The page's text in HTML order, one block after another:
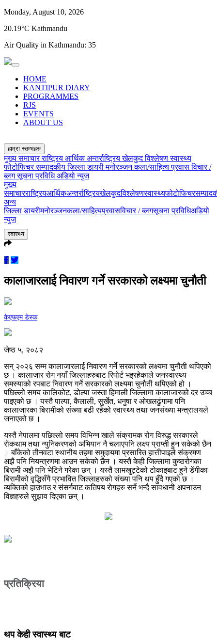
Monday, August 10, 2026
20.19°C Kathmandu
Air Quality in Kathmandu: 35
HOME
KANTIPUR DIARY
PROGRAMMES
RJS
EVENTS
ABOUT US
हाम्रा स्तम्भहरु
मुख्य समाचारराष्ट्रिय आर्थिकअन्तर्राष्ट्रियखेलकुदविश्लेषणस्वास्थ्य
फोटोफिचरसम्पादकीयजिल्ला डायरीमनोरञ्जनकला/साहित्यप्रवासविचार /
ब्लगसूचना प्रविधिअडियो न्युज
मुख्य
समाचारराष्ट्रियआर्थिकअन्तर्राष्ट्रियखेलकुदविश्लेषणस्वास्थ्यफोटोफिचर
अन्य
जिल्ला डायरीमनोरञ्जनकला/साहित्यप्रवासविचार / ब्लगसूचना प्रविधिअडियो
न्युज
स्वास्थ्य
कालाजारलाई निवारण गर्ने सरकारको लक्ष्यमा चुनौती
केएफएम डेस्क
जेष्ठ ५, २०८२
सन् २०२६ सम्म कालाजारलाई निवारण गर्ने सरकारको लक्ष्यमा चुनौती थपिएको
छ । कालाजार रोग नयाँ जिल्लाहरुबाट रिपोर्ट भइरहेकाले जनस्वास्थ्य
समस्याको रपबाट निवारण गर्ने सरकारको लक्ष्यमा चुनौती थपिएको हो ।
पछिल्लो समय कालिकोट, डोल्पा जस्ता हिमाली जिल्लामा कालाजारको दर उच्च
पाइएको छ । यस्तै पाल्पा, कैलाली, सुर्खेत, धनुषा र ओखलढुंगामा पनि
कालाजारका बिरामीको संख्या बढी रहेको स्वास्थ्य तथा जनसंख्या मन्त्रालयले
जनाएको छ ।
यस्तै नेपालमा पछिल्लो समय विभिन्न खाले संक्रामक रोग विरुद्ध सरकारले
रोकथाम तथा न्युनिकरणको अभियान नै चलाएपनि लक्ष्य प्राप्ती हुन सकेको छैन
। बाँकेको तीनवटा स्थानीय तहमा समुदायमा प्रसारित हात्तीपाइले संक्रमण
अझै पनि नियन्त्रणमा आउन सकेको छैन । यस्तै केही जिल्लामा कुष्ठरोगका
बिरामी अझै पनि भेटिने गरेका छन् । यस्तै लामखुट्टेको टोकाइबाट हुने डेंगीका
बिरामीको वृद्धिसँगै प्रभावित जिल्लाहरुको संख्या पनि थप हुँदै गएको छ ।
व्यक्तिको हाउभाउ र संसर्गबाट कतिपय रोगहरु सर्ने भन्दै सावधानी अपनाउन
विज्ञहरुले सुझाव दिएका छन् ।
प्रतिक्रिया
थप केही स्वास्थ्य बाट